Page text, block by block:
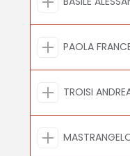
PAOLA
TROISI
MASTRANGELO